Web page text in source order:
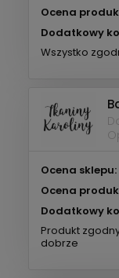
Ocena
Dodatkowy
Wszystko
Ocena sklepu:
Ocena
Dodatkowy
Produkt
dobrze